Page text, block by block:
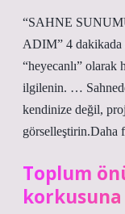
“SAHNE
ADIM” 4 dakikada
“heyecanlı”
ilgilenin. …
kendinize değil,
görselleştirin.Daha
Toplum